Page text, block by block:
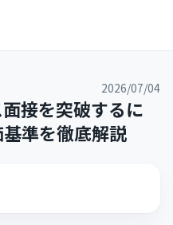
2026/07/04
接を突破するに
準を徹底解説